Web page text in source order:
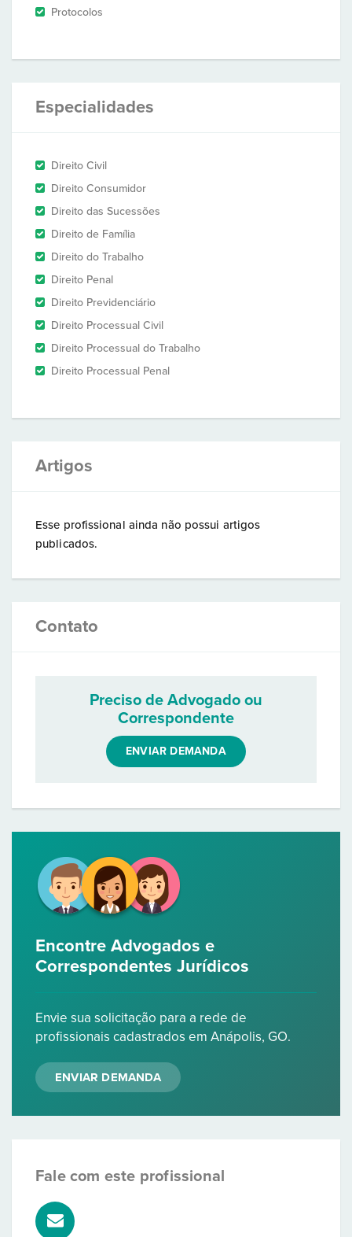
Protocolos
Especialidades
Direito Civil
Direito Consumidor
Direito das Sucessões
Direito de Família
Direito do Trabalho
Direito Penal
Direito Previdenciário
Direito Processual Civil
Direito Processual do Trabalho
Direito Processual Penal
Artigos
Esse profissional ainda não possui artigos
publicados.
Contato
Preciso de Advogado ou
Correspondente
ENVIAR DEMANDA
Encontre Advogados e
Correspondentes Jurídicos
Envie sua solicitação para a rede de
profissionais cadastrados em Anápolis, GO.
ENVIAR DEMANDA
Fale com este profissional